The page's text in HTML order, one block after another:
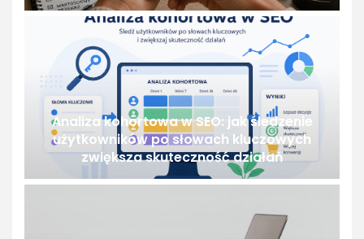
Analiza kohortowa w SEO: jak śledzenie
użytkowników po słowach kluczowych
zwiększa skuteczność działań